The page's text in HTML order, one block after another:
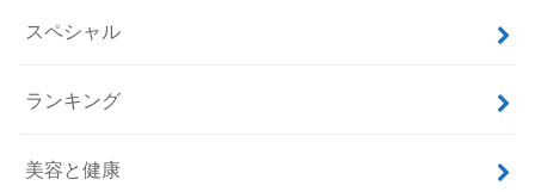
スペシャル
ランキング
美容と健康